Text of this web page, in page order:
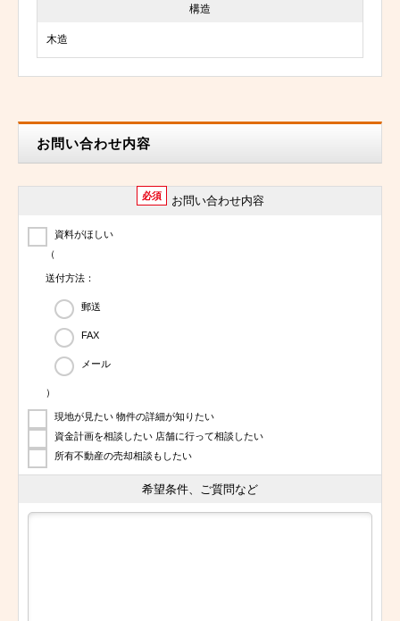
構造
木造
お問い合わせ内容
必須 お問い合わせ内容
資料がほしい
（
送付方法：
郵送
FAX
メール
）
現地が見たい 物件の詳細が知りたい
資金計画を相談したい 店舗に行って相談したい
所有不動産の売却相談もしたい
希望条件、ご質問など